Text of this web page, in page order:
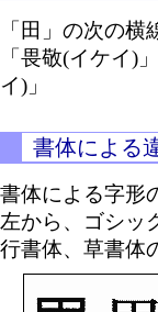
「田」の次の横
「畏敬(イケイ)
イ)」
書体による
書体による字形
左から、ゴシッ
行書体、草書体